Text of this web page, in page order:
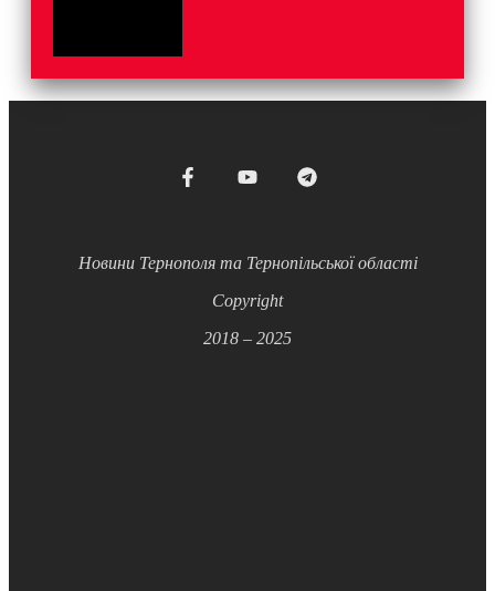
Новини Тернополя та Тернопільської області
Copyright
2018 – 2025